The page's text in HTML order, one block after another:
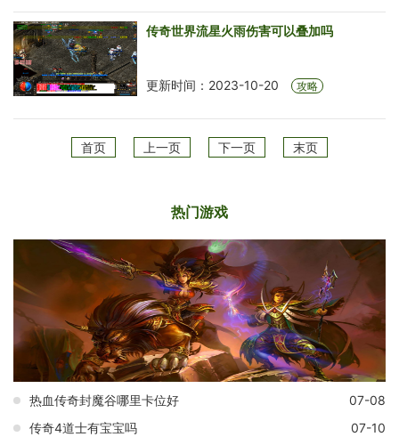
传奇世界流星火雨伤害可以叠加吗
更新时间：2023-10-20 攻略
首页 上一页 下一页 末页
热门游戏
热血传奇封魔谷哪里卡位好
07-08
传奇4道士有宝宝吗
07-10